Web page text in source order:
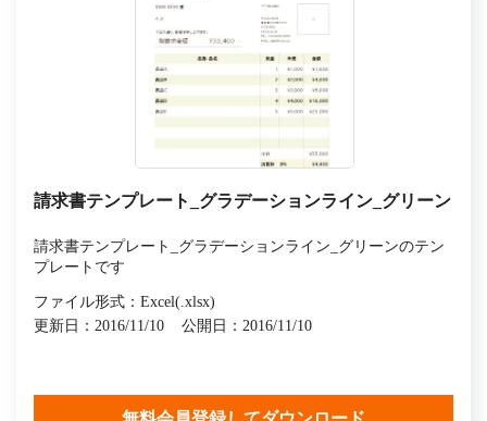
請求書テンプレート_グラデーションライン_グリーン
請求書テンプレート_グラデーションライン_グリーンのテン
プレートです
ファイル形式：Excel(.xlsx)
更新日：2016/11/10
公開日：2016/11/10